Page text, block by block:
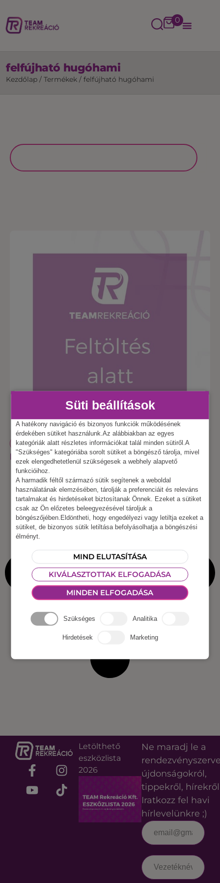
0
felfújható hugóhami
Kezdőlap / Termékek / felfújható hugóhami
FELFÚJHATÓ LÉGVÁR, ESZKÖZ
Felfújható Hugóhami
Letölthető
eszközlista
2026
Ne maradj le a
újdonságokról,
tippekről,
Iratkozz fel havi
hírlevelünkre ;)
Süti beállítások
A hatékony navigáció és bizonyos funkciók működésének
érdekében sütiket használunk.Az alábbiakban az egyes
kategóriák alatt részletes információkat talál minden sütiről.A
"Szükséges" kategóriába sorolt sütiket a böngésző tárolja, mivel
ezek elengedhetetlenül szükségesek a webhely alapvető
funkcióihoz.
A harmadik féltől származó sütik segítenek a weboldal
használatának elemzésében, tárolják a preferenciáit és releváns
tartalmakat és hirdetéseket biztosítanak Önnek. Ezeket a sütiket
csak az Ön előzetes beleegyezésével tároljuk a
böngészőjében.Eldöntheti, hogy engedélyezi vagy letiltja ezeket a
sütiket, de bizonyos sütik letiltása befolyásolhatja a böngészési
élményt.
MIND ELUTASÍTÁSA
KIVÁLASZTOTTAK ELFOGADÁSA
MINDEN ELFOGADÁSA
Szükséges Analitika
Hirdetések Marketing